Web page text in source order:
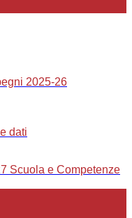
2025-26
dati
Scuola e Competenze